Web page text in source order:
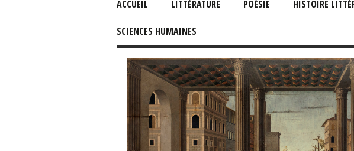
ACCUEIL LITTÉRATURE POÉSIE HISTOIRE
SCIENCES HUMAINES